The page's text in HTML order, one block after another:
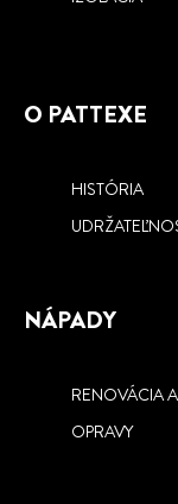
O PATTEXE
HISTÓRIA
NÁPADY
RENOVÁCIA
OPRAVY